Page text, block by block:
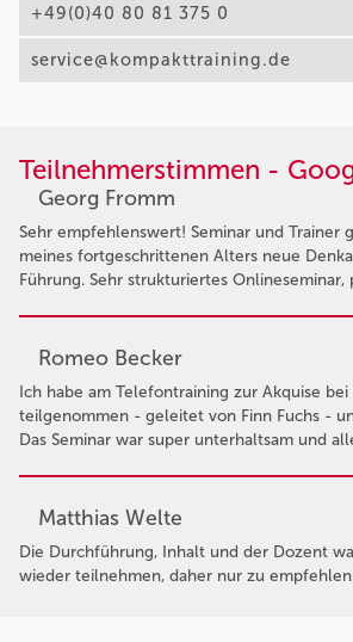
+49(0)40 80 81 375 0
service@kompakttraining.de
Teilnehmerstimmen -
Georg Fromm
Sehr empfehlenswert! Seminar und Trainer
meines fortgeschrittenen Alters neue
Führung. Sehr strukturiertes
Romeo Becker
Ich habe am Telefontraining zur Akquise
teilgenommen - geleitet von Finn Fuchs -
Das Seminar war super unterhaltsam und
Matthias Welte
Die Durchführung, Inhalt und der Dozent
wieder teilnehmen, daher nur zu